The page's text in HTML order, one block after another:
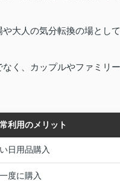
大人の気分転換の場として
く、カップルやファミリー
利用のメリット
日用品購入
度に購入